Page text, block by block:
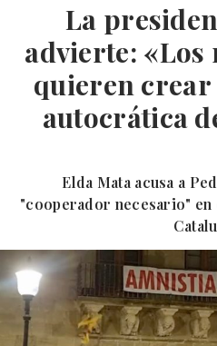
La
advierte: «Los
quieren
autocrática
Elda Mata acusa a
"cooperador necesario" en